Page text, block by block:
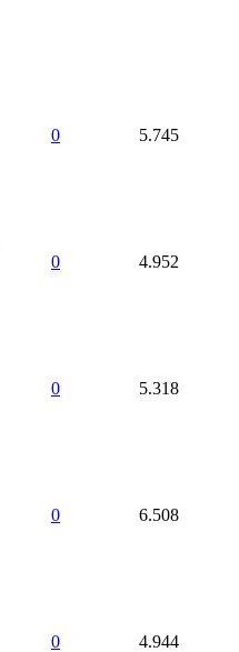
0 5.745
0 4.952
0 5.318
0 6.508
0 4.944